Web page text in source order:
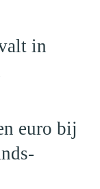
in
euro bij